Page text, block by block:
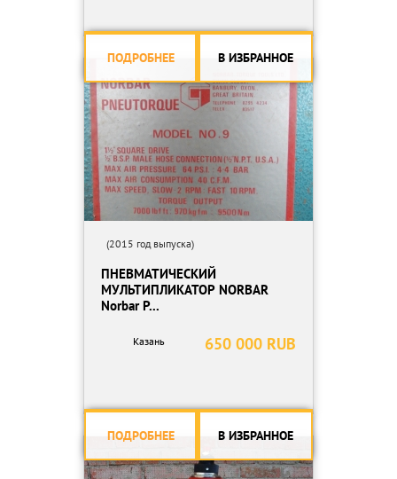
ПОДРОБНЕЕ В ИЗБРАННОЕ
(2015 год выпуска)
ПНЕВМАТИЧЕСКИЙ
МУЛЬТИПЛИКАТОР NORBAR
Norbar P...
650 000 RUB
Казань
ПОДРОБНЕЕ В ИЗБРАННОЕ